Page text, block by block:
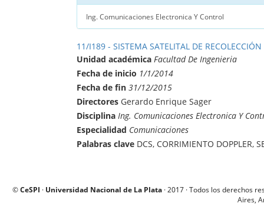
Ing. Comunicaciones Electronica Y Control
11/I189 - SISTEMA SATELITAL DE
Unidad académica Facultad De Ingenieria
Fecha de inicio 1/1/2014
Fecha de fin 31/12/2015
Directores Gerardo Enrique Sager
Disciplina Ing. Comunicaciones Electronica Y
Especialidad Comunicaciones
Palabras clave DCS, CORRIMIENTO DOPPLER,
©CeSPI · Universidad Nacional de La Plata · 2017 · Todos los derechos
Aires,